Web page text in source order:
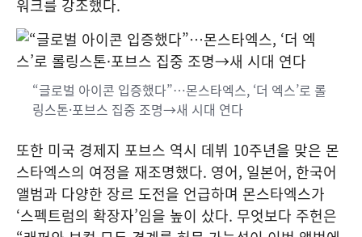
워크를 강조했다.
“글로벌 아이콘 입증했다”…몬스타엑스, ‘더 엑스’로 롤
링스톤·포브스 집중 조명→새 시대 연다
또한 미국 경제지 포브스 역시 데뷔 10주년을 맞은 몬
스타엑스의 여정을 재조명했다. 영어, 일본어, 한국어
앨범과 다양한 장르 도전을 언급하며 몬스타엑스가
‘스펙트럼의 확장자’임을 높이 샀다. 무엇보다 주헌은